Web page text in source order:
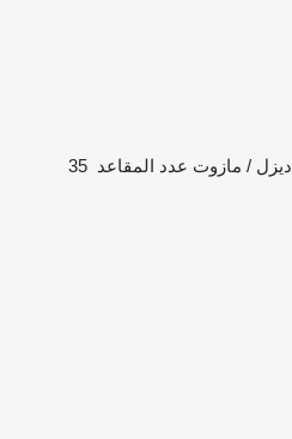
ديزل / مازوت عدد المقاعد 35